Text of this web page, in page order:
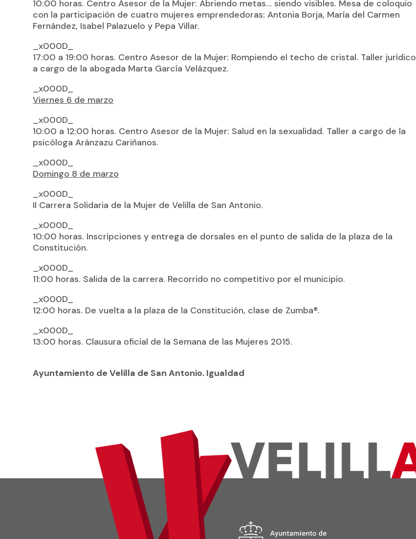
10:00 horas. Centro Asesor de la Mujer: Abriendo metas… siendo visibles. Mesa de coloquio
con la participación de cuatro mujeres emprendedoras: Antonia Borja, María del Carmen
Fernández, Isabel Palazuelo y Pepa Villar.
_x000D_
17:00 a 19:00 horas. Centro Asesor de la Mujer: Rompiendo el techo de cristal. Taller jurídico
a cargo de la abogada Marta García Velázquez.
_x000D_
Viernes 6 de marzo
_x000D_
10:00 a 12:00 horas. Centro Asesor de la Mujer: Salud en la sexualidad. Taller a cargo de la
psicóloga Aránzazu Cariñanos.
_x000D_
Domingo 8 de marzo
_x000D_
II Carrera Solidaria de la Mujer de Velilla de San Antonio.
_x000D_
10:00 horas. Inscripciones y entrega de dorsales en el punto de salida de la plaza de la
Constitución.
_x000D_
11:00 horas. Salida de la carrera. Recorrido no competitivo por el municipio.
_x000D_
12:00 horas. De vuelta a la plaza de la Constitución, clase de Zumba®.
_x000D_
13:00 horas. Clausura oficial de la Semana de las Mujeres 2015.
Ayuntamiento de Velilla de San Antonio. Igualdad